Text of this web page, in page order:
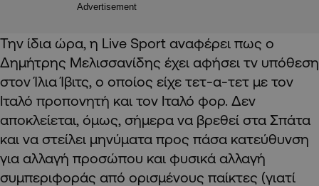
Advertisement
Την ίδια ώρα, η Live Sport αναφέρει πως ο
Δημήτρης Μελισσανίδης έχει αφήσει τν υπόθεση
στον Ίλια Ίβιτς, ο οποίος είχε τετ-α-τετ με τον
Ιταλό προπονητή και τον Ιταλό φορ. Δεν
αποκλείεται, όμως, σήμερα να βρεθεί στα Σπάτα
και να στείλει μηνύματα προς πάσα κατεύθυνση
για αλλαγή προσώπου και φυσικά αλλαγή
συμπεριφοράς από ορισμένους παίκτες (γιατί